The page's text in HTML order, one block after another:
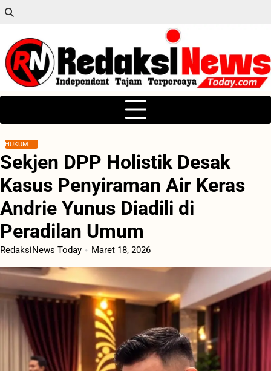
Skip
content
HUKUM
Sekjen DPP Holistik Desak
Kasus Penyiraman Air Keras
Andrie Yunus Diadili di
Peradilan Umum
RedaksiNews Today Maret 18, 2026